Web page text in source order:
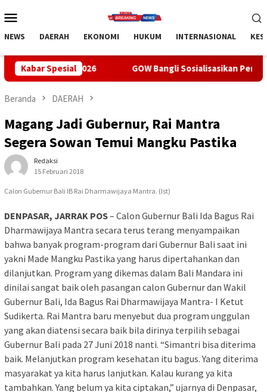
ke
Mobile
NEWS DAERAH EKONOMI HUKUM INTERNASIONAL
Kabar SpesialGOW Bangli Sosialisasikan Pencegahan Bullying di
Beranda DAERAH
Magang Jadi Gubernur, Rai Mantra
Segera Sowan Temui Mangku Pastika
Redaksi
15 Februari 2018
Calon Gubernur Bali IB Rai Dharmawijaya Mantra. (Ist)
DENPASAR, JARRAK POS– Calon Gubernur Bali Ida Bagus Rai
Dharmawijaya Mantra secara terus terang menyampaikan
bahwa banyak program-program dari Gubernur Bali saat ini
yakni Made Mangku Pastika yang harus dipertahankan dan
dilanjutkan. Program yang dikemas dalam Bali Mandara ini
dinilai sangat baik oleh pasangan calon Gubernur dan Wakil
Gubernur Bali, Ida Bagus Rai Dharmawijaya Mantra- I Ketut
Sudikerta. Rai Mantra baru menyebut dua program unggulan
yang akan diatensi secara baik bila dirinya terpilih sebagai
Gubernur Bali pada 27 Juni 2018 nanti. “Simantri bisa diterima
baik. Melanjutkan program kesehatan itu bagus. Yang diterima
masyarakat ya kita harus lanjutkan. Kalau kurang ya kita
tambahkan. Yang belum ya kita ciptakan,” ujarnya di Denpasar,